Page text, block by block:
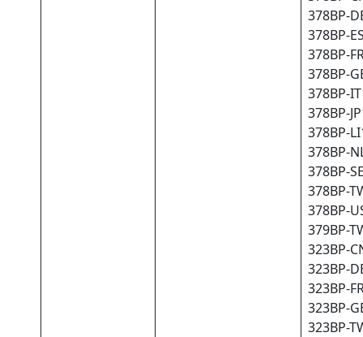
378BP-
378BP-
378BP-
378BP-
378BP-
378BP-
378BP-
378BP-
378BP-
378BP-
378BP-
379BP-
323BP-
323BP-
323BP-
323BP-
323BP-